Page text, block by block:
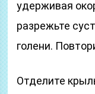
удерживая
разрежьте
голени.
Отделите